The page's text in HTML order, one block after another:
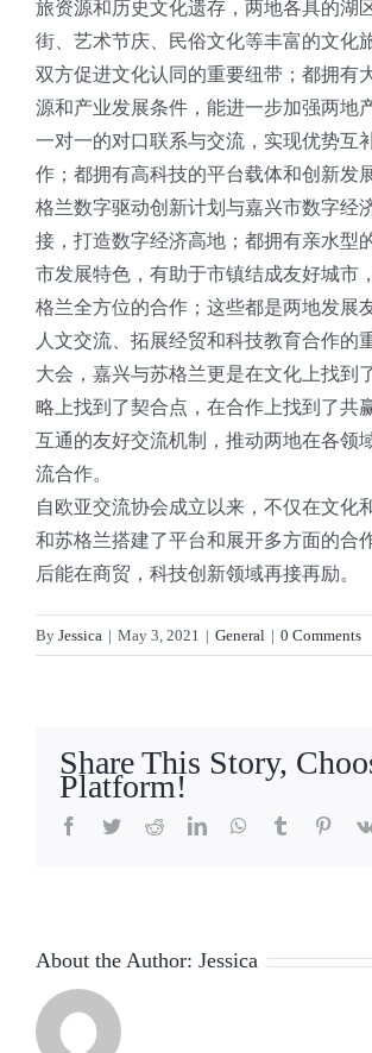
旅资源和历史文化遗存，两地各具的湖
街、艺术节庆、民俗文化等丰富的文化
双方促进文化认同的重要纽带；都拥有
源和产业发展条件，能进一步加强两地
一对一的对口联系与交流，实现优势互
作；都拥有高科技的平台载体和创新发
格兰数字驱动创新计划与嘉兴市数字经
接，打造数字经济高地；都拥有亲水型
市发展特色，有助于市镇结成友好城市
格兰全方位的合作；这些都是两地发展
人文交流、拓展经贸和科技教育合作的
大会，嘉兴与苏格兰更是在文化上找到
略上找到了契合点，在合作上找到了共
互通的友好交流机制，推动两地在各领
流合作。
自欧亚交流协会成立以来，不仅在文化
和苏格兰搭建了平台和展开多方面的合
后能在商贸，科技创新领域再接再励。
By Jessica | May 3, 2021 | General | 0 Comments
Share This Story,
Platform!
Facebook
TwitterRedditLinkedInWhatsApp
Tumblr
About the Author: Jessica